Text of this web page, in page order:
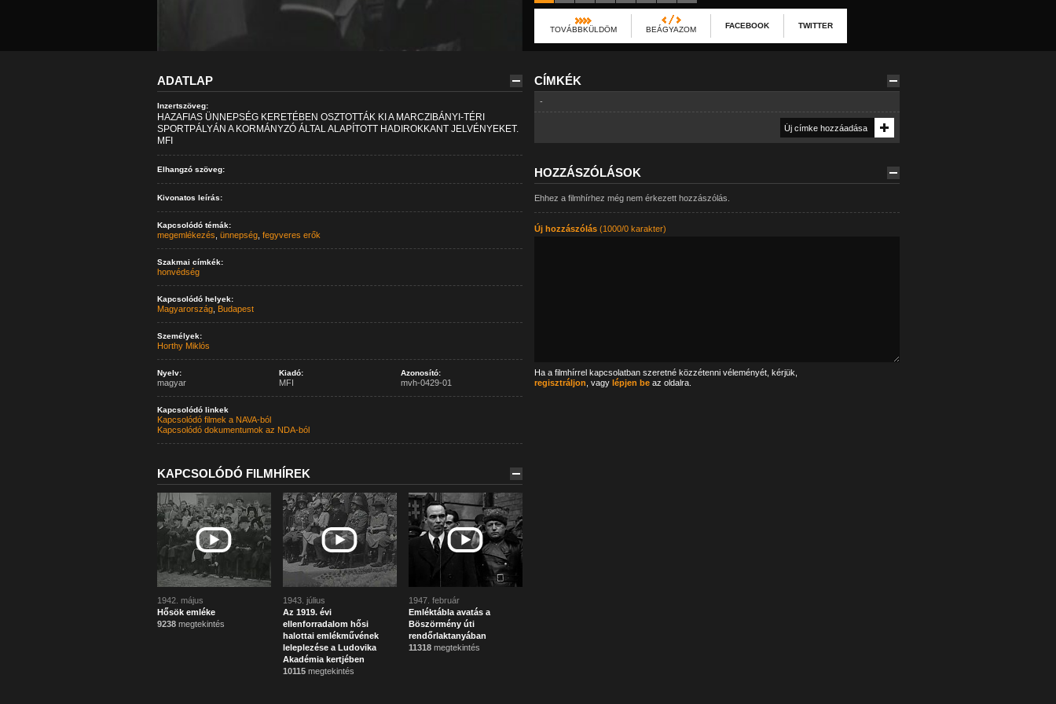
TOVÁBBKÜLDÖM BEÁGYAZOM FACEBOOK TWITTER
ADATLAP
Inzertszöveg:
HAZAFIAS ÜNNEPSÉG KERETÉBEN OSZTOTTÁK KI A MARCZIBÁNYI-TÉRI
SPORTPÁLYÁN A KORMÁNYZÓ ÁLTAL ALAPÍTOTT HADIROKKANT JELVÉNYEKET.
MFI
Elhangzó szöveg:
Kivonatos leírás:
Kapcsolódó témák:
megemlékezés ünnepség, fegyveres erők
Szakmai címkék:
honvédség
Kapcsolódó helyek:
Magyarország, Budapest
Személyek:
Horthy Miklós
Nyelv:
magyar
Kiadó:
MFI
Azonosító:
mvh-0429-01
Kapcsolódó linkek
Kapcsolódó filmek a NAVA-ból
Kapcsolódó dokumentumok az NDA-ból
KAPCSOLÓDÓ FILMHÍREK
1942. május
Hősök emléke
9238megtekintés
1943. július
Az 1919. évi
ellenforradalom hősi
halottai emlékművének
leleplezése a Ludovika
Akadémia kertjében
10115megtekintés
1947. február
Emléktábla avatás a
Böszörmény úti
rendőrlaktanyában
11318megtekintés
CÍMKÉK
-
HOZZÁSZÓLÁSOK
Ehhez a filmhírhez még nem érkezett hozzászólás.
Új hozzászólás(1000/0 karakter)
Ha a filmhírrel kapcsolatban szeretné közzétenni véleményét, kérjük,
regisztráljon , vagy lépjen beaz oldalra.